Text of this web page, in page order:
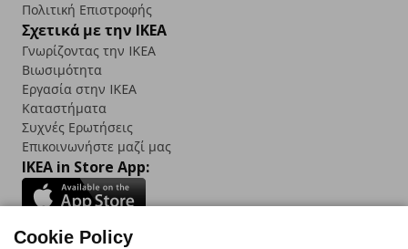
Πολιτική Επιστροφής
Σχετικά με την IKEA
Γνωρίζοντας την IKEA
Βιωσιμότητα
Εργασία στην IKEA
Καταστήματα
Συχνές Ερωτήσεις
Επικοινωνήστε μαζί μας
IKEA in Store App:
Cookie Policy